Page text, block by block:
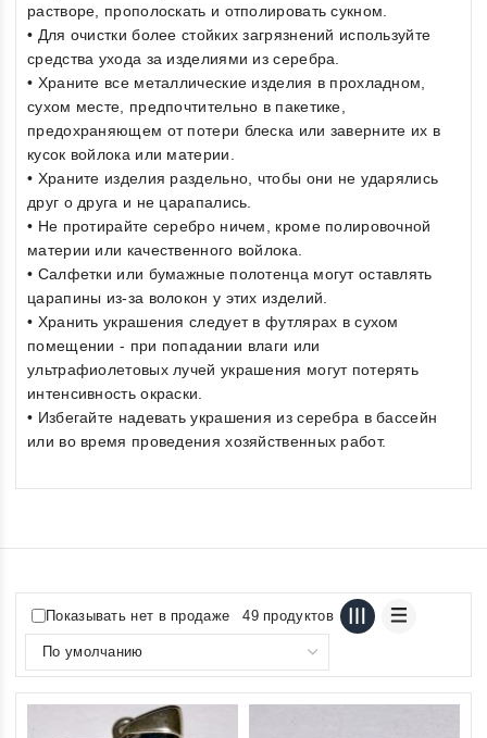
растворе, прополоскать и отполировать сукном.
• Для очистки более стойких загрязнений используйте
средства ухода за изделиями из серебра.
• Храните все металлические изделия в прохладном,
сухом месте, предпочтительно в пакетике,
предохраняющем от потери блеска или заверните их в
кусок войлока или материи.
• Храните изделия раздельно, чтобы они не ударялись
друг о друга и не царапались.
• Не протирайте серебро ничем, кроме полировочной
материи или качественного войлока.
• Салфетки или бумажные полотенца могут оставлять
царапины из-за волокон у этих изделий.
• Хранить украшения следует в футлярах в сухом
помещении - при попадании влаги или
ультрафиолетовых лучей украшения могут потерять
интенсивность окраски.
• Избегайте надевать украшения из серебра в бассейн
или во время проведения хозяйственных работ.
Показывать нет в продаже 49 продуктов